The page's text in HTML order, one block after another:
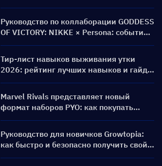
геймплей, задания и награды
Руководство по коллаборации GODDESS
OF VICTORY: NIKKE × Persona: событие
PERSONA ON FRONTLINE, персонажи,
Тир-лист навыков выживания утки
2026: рейтинг лучших навыков и гайд
по сборкам
Marvel Rivals представляет новый
формат наборов PYO: как покупать
выгоднее в обновлении магазина
Руководство для новичков Growtopia:
как быстро и безопасно получить свой
первый World Lock